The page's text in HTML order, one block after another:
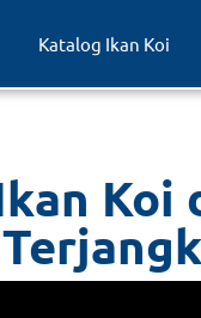
Katalog Ikan Koi
Koi